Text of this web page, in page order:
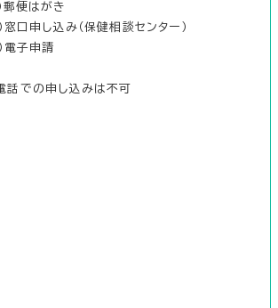
郵便はがき
窓口申し込み（保健相談センター）
電子申請
話での申し込みは不可